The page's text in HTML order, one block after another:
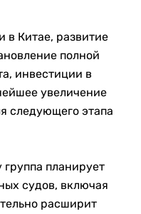
в Китае, развитие
полной
инвестиции в
увеличение
следующего этапа
группа планирует
судов, включая
расширит